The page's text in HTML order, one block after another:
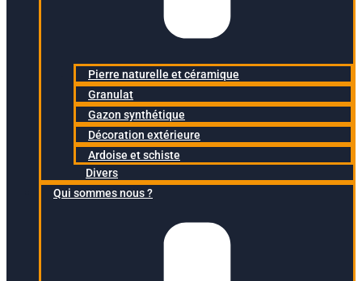
Pierre naturelle et céramique
Granulat
Gazon synthétique
Décoration extérieure
Ardoise et schiste
Divers
Qui sommes nous ?